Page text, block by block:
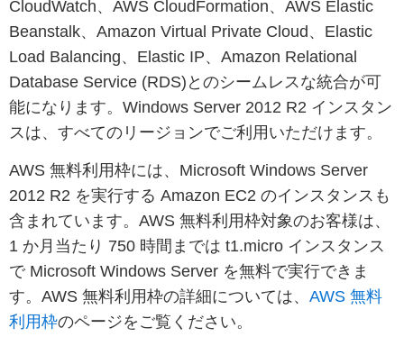
CloudWatch、AWS CloudFormation、AWS Elastic
Beanstalk、Amazon Virtual Private Cloud、Elastic
Load Balancing、Elastic IP、Amazon Relational
Database Service (RDS)とのシームレスな統合が可
能になります。Windows Server 2012 R2 インスタン
スは、すべてのリージョンでご利用いただけます。
AWS 無料利用枠には、Microsoft Windows Server
2012 R2 を実行する Amazon EC2 のインスタンスも
含まれています。AWS 無料利用枠対象のお客様は、
1 か月当たり 750 時間までは t1.micro インスタンス
で Microsoft Windows Server を無料で実行できま
す。AWS 無料利用枠の詳細については、 AWS 無料
利用枠のページをご覧ください。